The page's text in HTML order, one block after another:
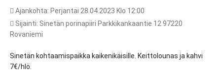
Ajankohta: Perjantai 28.04.2023 Klo 12:00
Sijainti: Sinetän porinapiiri Parkkikankaantie 12 97220
Rovaniemi
Sinetän kohtaamispaikka kaikenikäisille. Keittolounas ja kahvi
7€/hlö.